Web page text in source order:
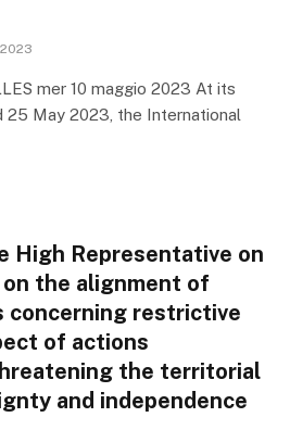
mer 10 maggio 2023 At its
25 May 2023, the International
High Representative on
the alignment of
concerning restrictive
of actions
the territorial
and independence